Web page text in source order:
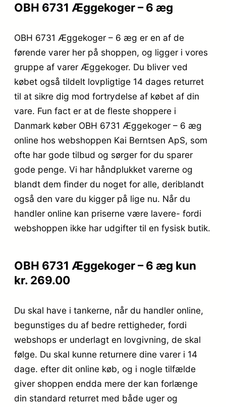
OBH 6731 Æggekoger – 6 æg
OBH 6731 Æggekoger – 6 æg er en af de
førende varer her på shoppen, og ligger i vores
gruppe af varer Æggekoger. Du bliver ved
købet også tildelt lovpligtige 14 dages returret
til at sikre dig mod fortrydelse af købet af din
vare. Fun fact er at de fleste shoppere i
Danmark køber OBH 6731 Æggekoger – 6 æg
online hos webshoppen Kai Berntsen ApS, som
ofte har gode tilbud og sørger for du sparer
gode penge. Vi har håndplukket varerne og
blandt dem finder du noget for alle, deriblandt
også den vare du kigger på lige nu. Når du
handler online kan priserne være lavere- fordi
webshoppen ikke har udgifter til en fysisk butik.
OBH 6731 Æggekoger – 6 æg kun
kr. 269.00
Du skal have i tankerne, når du handler online,
begunstiges du af bedre rettigheder, fordi
webshops er underlagt en lovgivning, de skal
følge. Du skal kunne returnere dine varer i 14
dage. efter dit online køb, og i nogle tilfælde
giver shoppen endda mere der kan forlænge
din standard returret med både uger og